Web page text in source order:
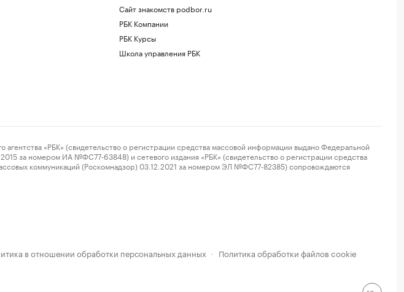
Сайт знакомств podbor.ru
РБК Компании
РБК Курсы
Школа управления РБК
«РБК» (свидетельство о регистрации средства массовой информации выдано Федеральной
за номером ИА №ФС77-63848) и сетевого издания «РБК» (свидетельство о регистрации средства
коммуникаций (Роскомнадзор) 03.12.2021 за номером ЭЛ №ФС77-82385) сопровождаются
в отношении обработки персональных данных · Политика обработки файлов cookie